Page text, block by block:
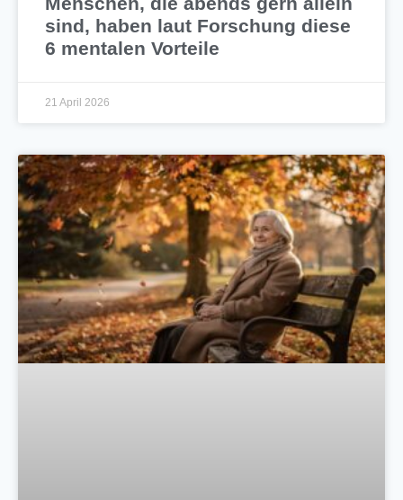
sind, haben laut Forschung diese
6 mentalen Vorteile
21 April 2026